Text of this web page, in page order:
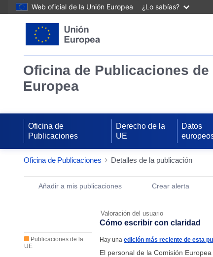
Web oficial de la Unión Europea ¿Lo sabías?
Oficina de Publicaciones de
Europea
Oficina de
Publicaciones
Derecho de la
UE
Datos
Oficina de Publicaciones Detalles de la publicación
Publication Detail Actions Portlet
Añadir a mis publicaciones Crear alerta
Valoración del usuario
Publicaciones de la
UE
Cómo escribir con claridad
Hay unaedición más reciente de esta
El personal de la Comisión